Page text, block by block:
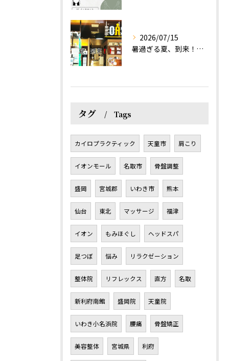
2026/07/15
暑過ぎる夏、到来！だるさを感じる方は、結構不足！？
タグ Tags
カイロプラクティック 天童市 肩こり
イオンモール 名取市 骨盤調整
盛岡 宮城郡 いわき市 熊本
仙台 東北 マッサージ 福津
イオン もみほぐし ヘッドスパ
足つぼ 悩み リラクゼーション
整体院 リフレックス 直方 名取
新利府南館 盛岡院 天童院
いわき小名浜院 腰痛 骨盤矯正
美容整体 宮城県 利府